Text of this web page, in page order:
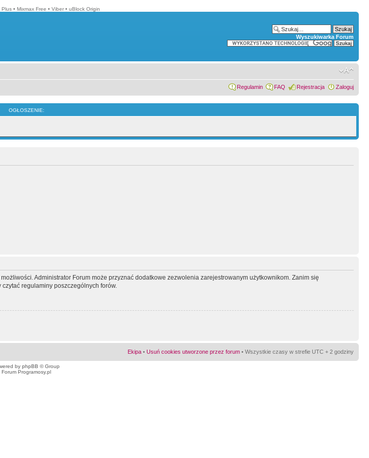
Plus • Mixmax Free • Viber • uBlock Origin
Wyszukiwarka Forum
Regulamin FAQ Rejestracja Zaloguj
OGŁOSZENIE:
Administrator Forum może przyznać dodatkowe zezwolenia zarejestrowanym użytkownikom. Zanim się
regulaminy poszczególnych forów.
Ekipa • Usuń cookies utworzone przez forum • Wszystkie czasy w strefie UTC + 2 godziny
by phpBB © Group
Forum Programosy.pl